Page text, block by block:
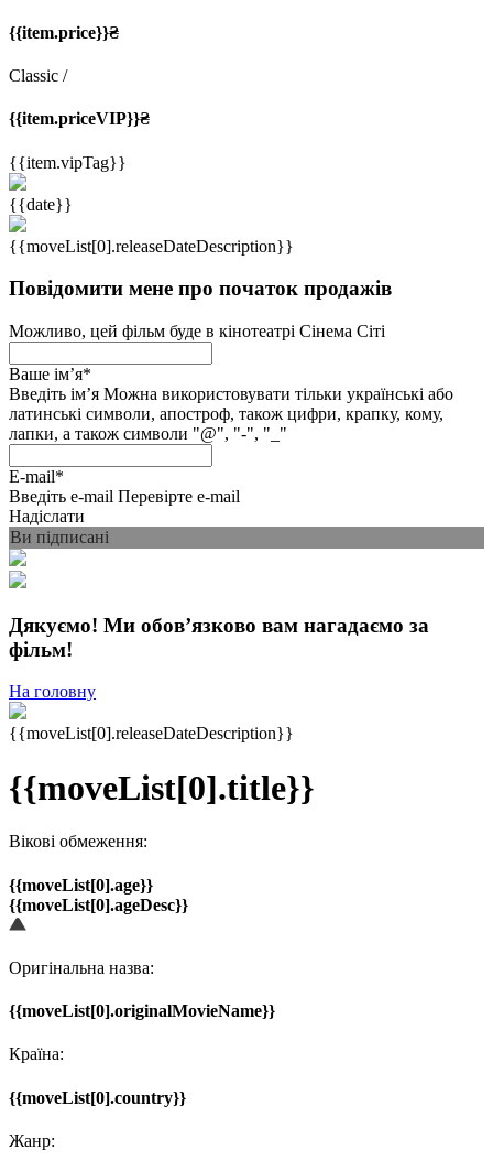
{{item.price}}₴
Classic /
{{item.priceVIP}}₴
{{item.vipTag}}
{{date}}
{{moveList[0].releaseDateDescription}}
Повідомити мене про початок продажів
Можливо, цей фільм буде в кінотеатрі Сінема Сіті
Ваше імʼя*
Введіть імʼя Можна використовувати тільки українські або
латинські символи, апостроф, також цифри, крапку, кому,
лапки, а також символи "@", "-", "_"
E-mail*
Введіть e-mail Перевірте e-mail
Надіслати
Ви підписані
Дякуємо! Ми обовʼязково вам нагадаємо за
фільм!
На головну
{{moveList[0].releaseDateDescription}}
{{moveList[0].title}}
Вікові обмеження:
{{moveList[0].age}}
{{moveList[0].ageDesc}}
Оригінальна назва:
{{moveList[0].originalMovieName}}
Країна:
{{moveList[0].country}}
Жанр: